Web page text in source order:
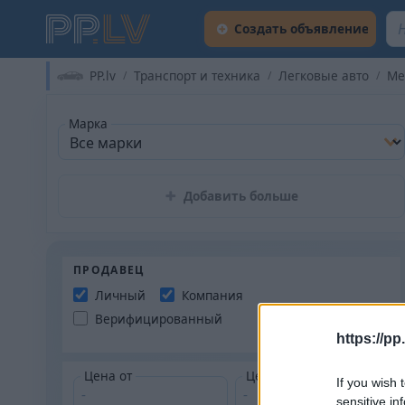
https://
If you wish
sensitive
Создать объявление
PP.lv Транспорт и техника Легковые авто
Марка
Добавить больше
ПРОДАВЕЦ
Личный
Компания
Верифицированный
Цена от Цена до